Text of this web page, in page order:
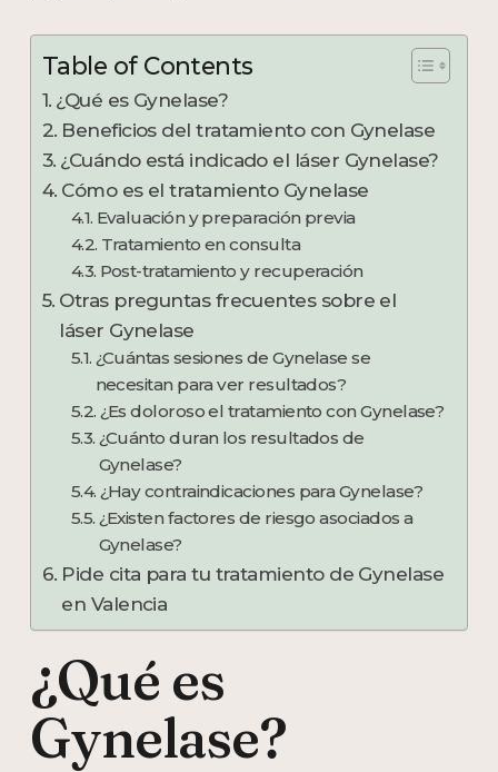
Table of Contents
¿Qué es Gynelase?
Beneficios del tratamiento con Gynelase
¿Cuándo está indicado el láser Gynelase?
Cómo es el tratamiento Gynelase
Evaluación y preparación previa
Tratamiento en consulta
Post-tratamiento y recuperación
Otras preguntas frecuentes sobre el
láser Gynelase
¿Cuántas sesiones de Gynelase se
necesitan para ver resultados?
¿Es doloroso el tratamiento con Gynelase?
¿Cuánto duran los resultados de
Gynelase?
¿Hay contraindicaciones para Gynelase?
¿Existen factores de riesgo asociados a
Gynelase?
Pide cita para tu tratamiento de Gynelase
en Valencia
¿Qué es
Gynelase?